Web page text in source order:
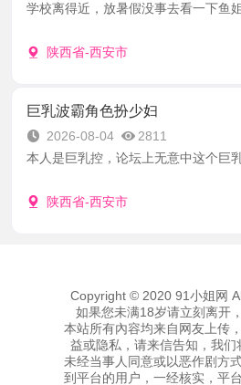
学校离得近，放暑假没事去看一下鱼
陕西省-西安市
巨乳波霸角色扮少妇
2026-08-04
2811
本人是巨乳控，论坛上无意中这个巨
陕西省-西安市
Copyright © 2020 91小姐网
如果您未满18岁请立刻离开
本站所有內容均来自网友上传
益或隐私，请来信告知，我们
未经当事人同意或以恶作剧方
到平台的用户，一经核实，平